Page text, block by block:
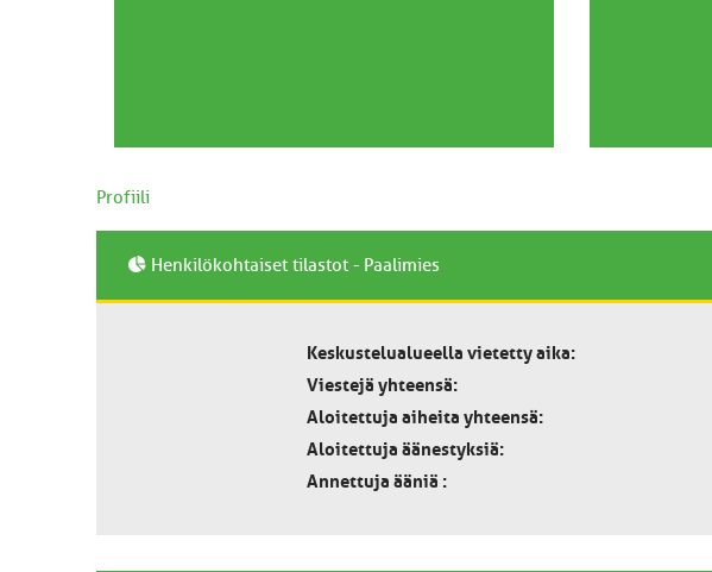
Profiili
Henkilökohtaiset tilastot - Paalimies
Keskustelualueella vietetty aika:
Viestejä yhteensä:
Aloitettuja aiheita yhteensä:
Aloitettuja äänestyksiä:
Annettuja ääniä :